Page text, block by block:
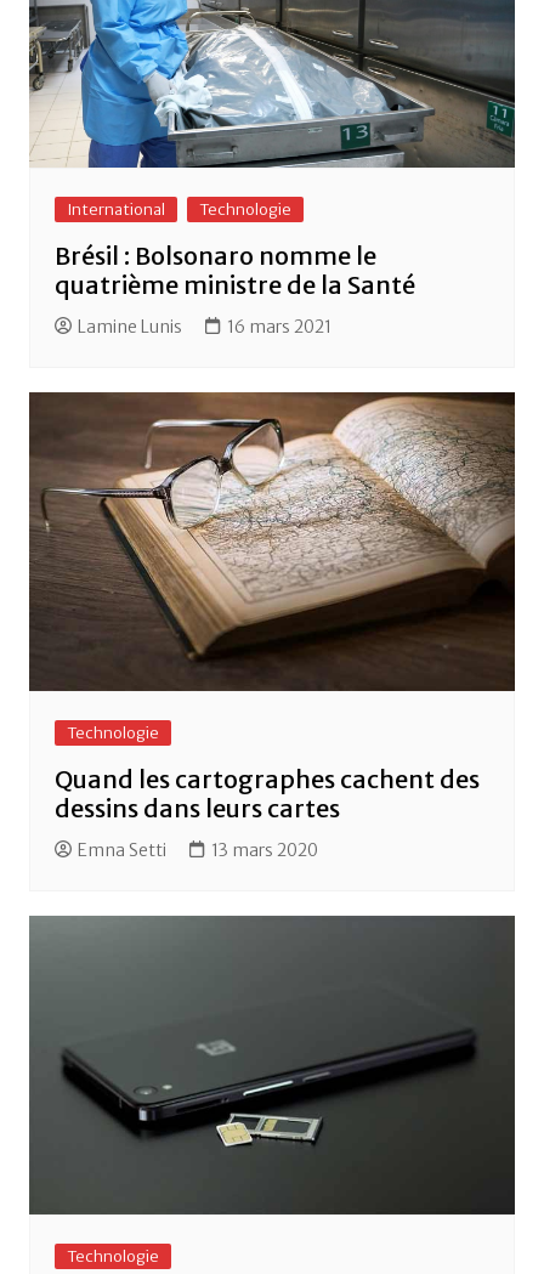
International Technologie
Brésil : Bolsonaro nomme le
quatrième ministre de la Santé
Lamine Lunis 16 mars 2021
Technologie
Quand les cartographes cachent des
dessins dans leurs cartes
Emna Setti 13 mars 2020
Technologie